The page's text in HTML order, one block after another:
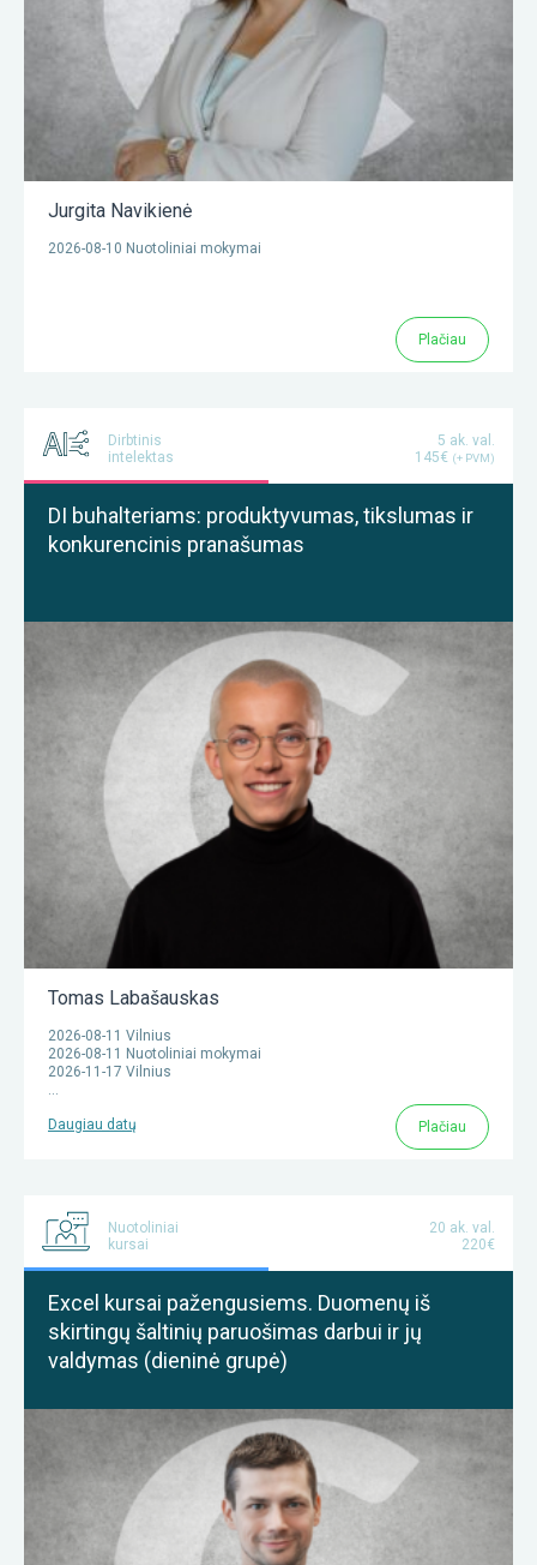
Jurgita Navikienė
2026-08-10 Nuotoliniai mokymai
Plačiau
Dirbtinis
intelektas
5 ak. val.
145€ (+ PVM)
DI buhalteriams: produktyvumas, tikslumas ir
konkurencinis pranašumas
Tomas Labašauskas
2026-08-11 Vilnius
2026-08-11 Nuotoliniai mokymai
2026-11-17 Vilnius
Daugiau datų Plačiau
Nuotoliniai
kursai
20 ak. val.
220€
Excel kursai pažengusiems. Duomenų iš
skirtingų šaltinių paruošimas darbui ir jų
valdymas (dieninė grupė)